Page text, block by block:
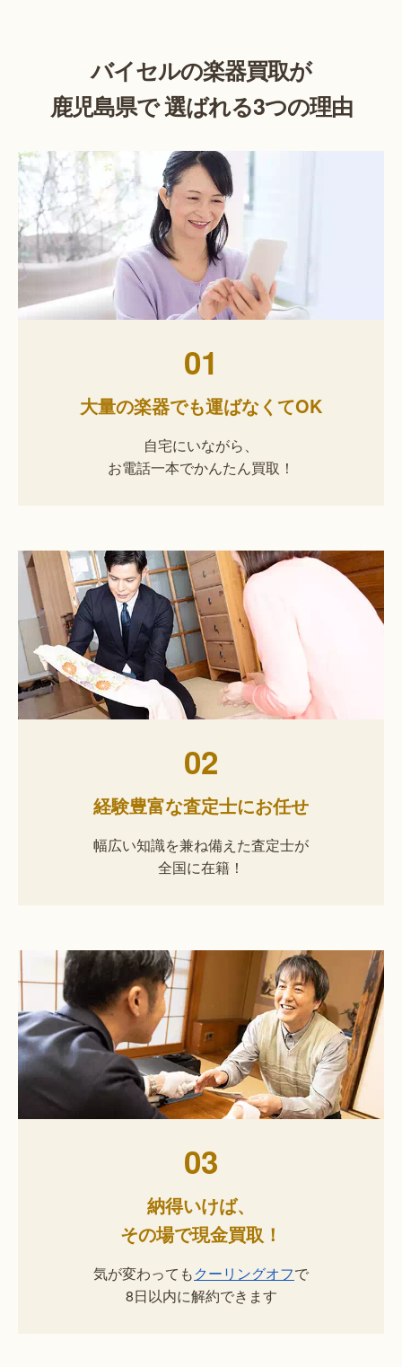
バイセルの楽器買取が
鹿児島県で 選ばれる3つの理由
01
大量の楽器でも運ばなくてOK
自宅にいながら、
お電話一本でかんたん買取！
02
経験豊富な査定士にお任せ
幅広い知識を兼ね備えた査定士が
全国に在籍！
03
納得いけば、
その場で現金買取！
気が変わってもクーリングオフで
8日以内に解約できます